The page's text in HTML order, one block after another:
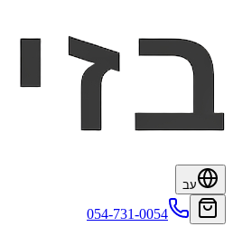
עב
054-731-0054